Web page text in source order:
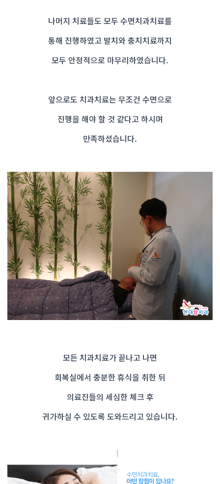
나머지 치료들도 모두 수면치과치료를
통해 진행하였고 발치와 충치치료까지
모두 안정적으로 마무리하였습니다.
앞으로도 치과치료는 무조건 수면으로
진행을 해야 할 것 같다고 하시며
만족하셨습니다.
모든 치과치료가 끝나고 나면
회복실에서 충분한 휴식을 취한 뒤
의료진들의 세심한 체크 후
귀가하실 수 있도록 도와드리고 있습니다.